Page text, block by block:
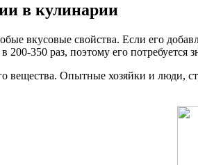
в кулинарии
вкусовые свойства. Если его
200-350 раз, поэтому его потребуется
вещества. Опытные хозяйки и